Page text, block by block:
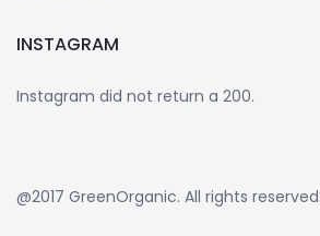
INSTAGRAM
Instagram did not return a 200.
@2017 GreenOrganic. All rights reserved.